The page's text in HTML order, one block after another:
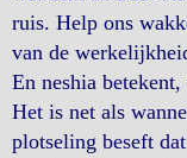
ruis. Help ons
van de
En neshia
Het is net als
plotseling beseft